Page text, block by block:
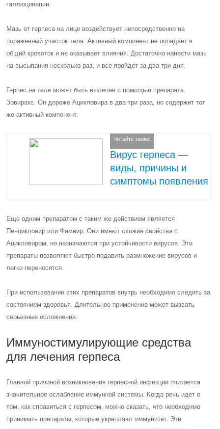
галлюцинации.
Мазь от герпеса на лице воздействует непосредственно на
пораженный участок тела. Активный компонент не попадает в
общий кровоток и не оказывает влияния. Достаточно нанести мазь
на высыпания несколько раз, и все пройдет за два-три дня.
Герпес на теле может быть вылечен с помощью препарата
Зовиракс. Он дороже Ацикловира в два-три раза, но содержит тот
же активный компонент.
Читайте также:
Вирус герпеса —
виды, причины и
симптомы появления
Еще одним препаратом с таким же действием является
Пенцикловир или Фамвир. Они имеют схожие свойства с
Ацикловиром, но назначаются при устойчивости вирусов. Эти
препараты позволяют быстро подавить размножение вирусов и
легко переносятся.
При использовании этих препаратов внутрь необходимо следить за
состоянием здоровья. Длительное применение может вызвать
серьезные осложнения.
Иммуностимулирующие средства
для лечения герпеса
Главной причиной возникновения герпесной инфекции считается
значительное ослабление иммунной системы. Когда речь идет о
том, как справиться с герпесом, можно сказать, что необходимо
принимать препараты, которые укрепляют иммунитет. Эти